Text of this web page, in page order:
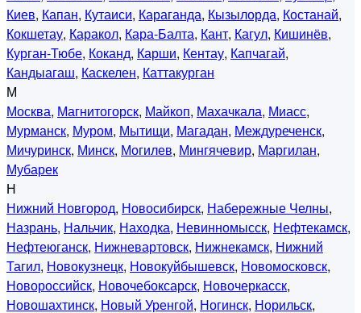
Киев, Капан, Кутаиси, Караганда, Кызылорда, Костанай,
Кокшетау, Каракол, Кара-Балта, Кант, Кагул, Кишинёв,
Курган-Тюбе, Коканд, Карши, Кентау, Капчагай,
Кандыагаш, Каскелен, Каттакурган
М
Москва, Магнитогорск, Майкоп, Махачкала, Миасс,
Мурманск, Муром, Мытищи, Магадан, Междуреченск,
Мичуринск, Минск, Могилев, Мингячевир, Маргилан,
Мубарек
Н
Нижний Новгород, Новосибирск, Набережные Челны,
Назрань, Нальчик, Находка, Невинномысск, Нефтекамск,
Нефтеюганск, Нижневартовск, Нижнекамск, Нижний
Тагил, Новокузнецк, Новокуйбышевск, Новомосковск,
Новороссийск, Новочебоксарск, Новочеркасск,
Новошахтинск, Новый Уренгой, Ногинск, Норильск,